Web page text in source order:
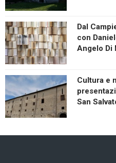
Dal
con
Angelo Di
Cultura e
San